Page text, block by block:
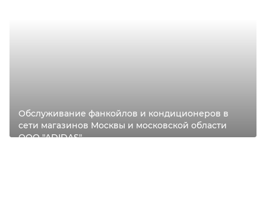
Обслуживание фанкойлов и кондиционеров в
сети магазинов Москвы и московской области
ООО "ADIDAS"